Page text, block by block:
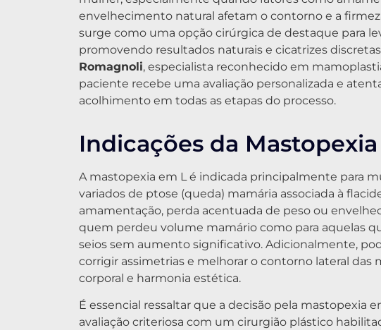
envelhecimento natural afetam o contorno e a
surge como uma opção cirúrgica de destaque para
promovendo resultados naturais e cicatrizes
Romagnoli, especialista reconhecido em
paciente recebe uma avaliação personalizada e
acolhimento em todas as etapas do processo.
Indicações da
A mastopexia em L é indicada principalmente para
variados de ptose (queda) mamária associada à
amamentação, perda acentuada de peso ou
quem perdeu volume mamário como para aquelas
seios sem aumento significativo. Adicionalmente,
corrigir assimetrias e melhorar o contorno lateral
corporal e harmonia estética.
É essencial ressaltar que a decisão pela mastopexia
avaliação criteriosa com um cirurgião plástico